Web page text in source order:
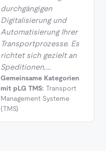
durchgängigen
Digitalisierung und
Automatisierung Ihrer
Transportprozesse. Es
richtet sich gezielt an
Speditionen,…
Gemeinsame Kategorien
mit pLG TMS: Transport
Management Systeme
(TMS)